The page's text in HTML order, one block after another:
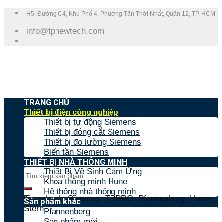
Skip
content
H5, Đường C4, Khu Phố 4, Phường Tân Thới Nhất, Quận 12, TP. HCM
info@tpnewtech.com
Tìm
kiếm:
Tìm nhanh:Siemens,TPPRO,Pfannenberg,Hune,
Stern
TRANG CHỦ
Thiết bị điện công nghiệp
Thiết bị tự động Siemens
Thiết bị đóng cắt Siemens
Thiết bị đo lường Siemens
Biến tần Siemens
THIẾT BỊ NHÀ THÔNG MINH
Thiết Bị Vệ Sinh Cảm Ứng
Khóa thông minh Hune
Hệ thống nhà thông minh
Sản phẩm khác
Pfannenberg